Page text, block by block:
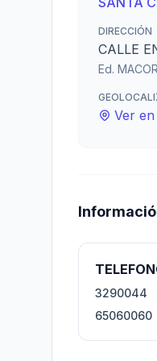
DIRECCIÓN
CALLE
Ed.
Ver
3290044
65060060